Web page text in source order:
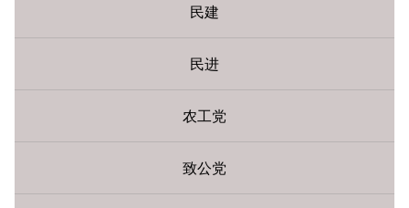
民建
民进
农工党
致公党